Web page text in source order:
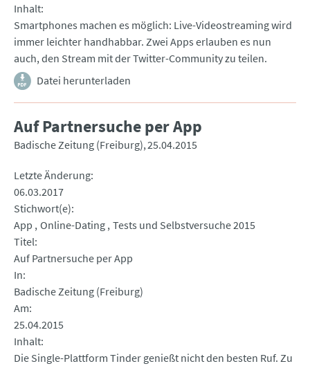
Inhalt
Smartphones machen es möglich: Live-Videostreaming wird
immer leichter handhabbar. Zwei Apps erlauben es nun
auch, den Stream mit der Twitter-Community zu teilen.
Datei herunterladen
Auf Partnersuche per App
Badische Zeitung (Freiburg) 25.04.2015
Letzte Änderung
06.03.2017
Stichwort(e)
App Online-Dating Tests und Selbstversuche 2015
Titel
Auf Partnersuche per App
In
Badische Zeitung (Freiburg)
Am
25.04.2015
Inhalt
Die Single-Plattform Tinder genießt nicht den besten Ruf. Zu